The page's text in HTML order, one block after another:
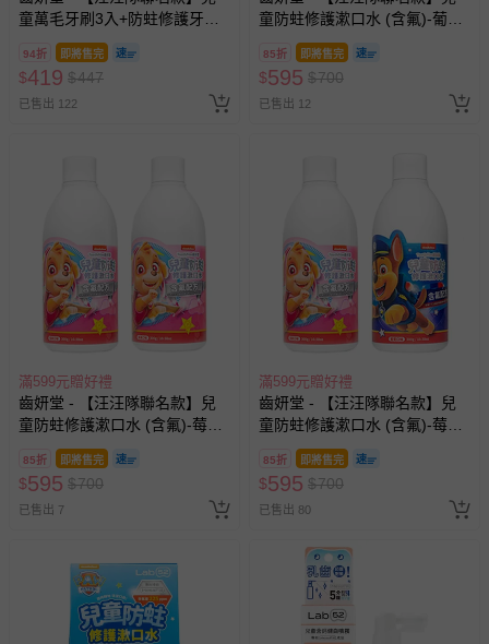
童萬毛牙刷3入+防蛀修護牙膏
(草莓*1+葡萄*1)-含氟量約為
1200ppm)
94折 即將售完
$419 $447
已售出 122
童防蛀修護漱口水 (含氟)-葡萄
85折 即將售完
$595 $700
已售出 12
滿599元贈好禮
齒妍堂 - 【汪汪隊聯名款】兒
童防蛀修護漱口水 (含氟)-莓果
85折 即將售完
$595 $700
已售出 7
滿599元贈好禮
齒妍堂 - 【汪汪隊聯名款】兒
童防蛀修護漱口水 (含氟)-莓果
*1+葡萄*1
85折 即將售完
$595 $700
已售出 80